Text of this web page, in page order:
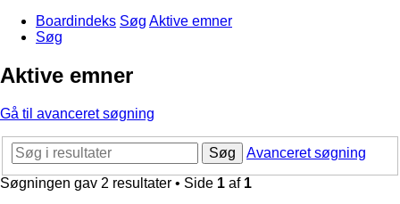
Boardindeks Søg Aktive emner
Søg
Aktive emner
Gå til avanceret søgning
Søg
Avanceret søgning
Søgningen gav 2 resultater • Side 1 af 1